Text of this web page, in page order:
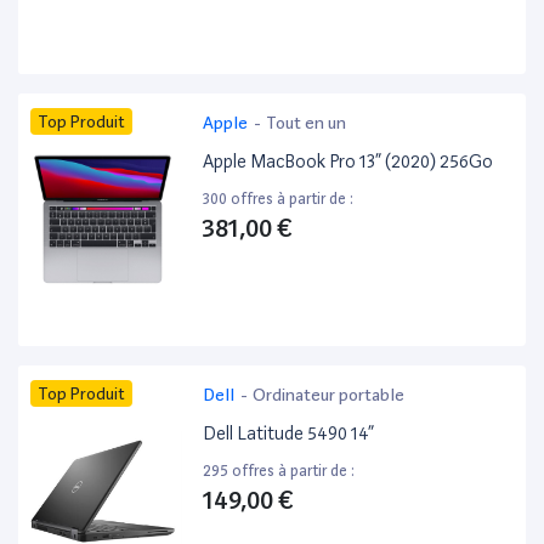
Top Produit Apple - Tout en un
Apple MacBook Pro 13” (2020) 256Go
300 offres à partir de :
381,00 €
Top Produit Dell - Ordinateur portable
Dell Latitude 5490 14”
295 offres à partir de :
149,00 €